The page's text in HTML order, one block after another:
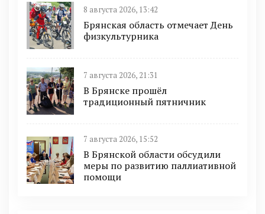
8 августа 2026, 13:42
Брянская область отмечает День
физкультурника
7 августа 2026, 21:31
В Брянске прошёл
традиционный пятничник
7 августа 2026, 15:52
В Брянской области обсудили
меры по развитию паллиативной
помощи